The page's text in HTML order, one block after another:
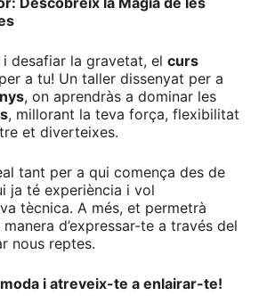
desafiar la gravetat, el curs
a tu! Un taller dissenyat per a
, on aprendràs a dominar les
, millorant la teva força, flexibilitat
et diverteixes.
tant per a qui comença des de
ja té experiència i vol
tècnica. A més, et permetrà
d’expressar-te a través del
nous reptes.
i atreveix-te a enlairar-te!